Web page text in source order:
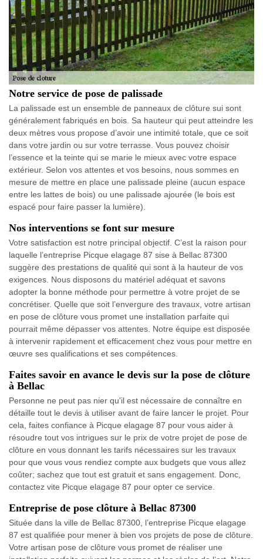
Notre service de pose de palissade
La palissade est un ensemble de panneaux de clôture sui sont
généralement fabriqués en bois. Sa hauteur qui peut atteindre les
deux mètres vous propose d’avoir une intimité totale, que ce soit
dans votre jardin ou sur votre terrasse. Vous pouvez choisir
l’essence et la teinte qui se marie le mieux avec votre espace
extérieur. Selon vos attentes et vos besoins, nous sommes en
mesure de mettre en place une palissade pleine (aucun espace
entre les lattes de bois) ou une palissade ajourée (le bois est
espacé pour faire passer la lumière).
Nos interventions se font sur mesure
Votre satisfaction est notre principal objectif. C’est la raison pour
laquelle l’entreprise Picque elagage 87 sise à Bellac 87300
suggère des prestations de qualité qui sont à la hauteur de vos
exigences. Nous disposons du matériel adéquat et savons
adopter la bonne méthode pour permettre à votre projet de se
concrétiser. Quelle que soit l’envergure des travaux, votre artisan
en pose de clôture vous promet une installation parfaite qui
pourrait même dépasser vos attentes. Notre équipe est disposée
à intervenir rapidement et efficacement chez vous pour mettre en
œuvre ses qualifications et ses compétences.
Faites savoir en avance le devis sur la pose de clôture
à Bellac
Personne ne peut pas nier qu'il est nécessaire de connaître en
détaille tout le devis à utiliser avant de faire lancer le projet. Pour
cela, faites confiance à Picque elagage 87 pour vous aider à
résoudre tout vos intrigues sur le prix de votre projet de pose de
clôture en vous donnant les tarifs nécessaires sur les travaux
pour que vous vous rendiez compte aux budgets que vous allez
coûter; sachez que tout est gratuit et sans engagement. Donc,
contactez vite Picque elagage 87 pour opter ce service.
Entreprise de pose clôture à Bellac 87300
Située dans la ville de Bellac 87300, l’entreprise Picque elagage
87 est qualifiée pour mener à bien vos projets de pose de clôture.
Votre artisan pose de clôture vous promet de réaliser une